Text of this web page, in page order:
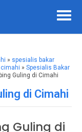
» spesialis bakar
» Spesialis Bakar
Guling di Cimahi
di Cimahi
Guling di